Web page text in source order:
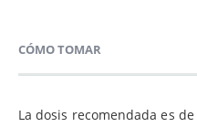
CÓMO TOMAR
La dosis recomendada es de